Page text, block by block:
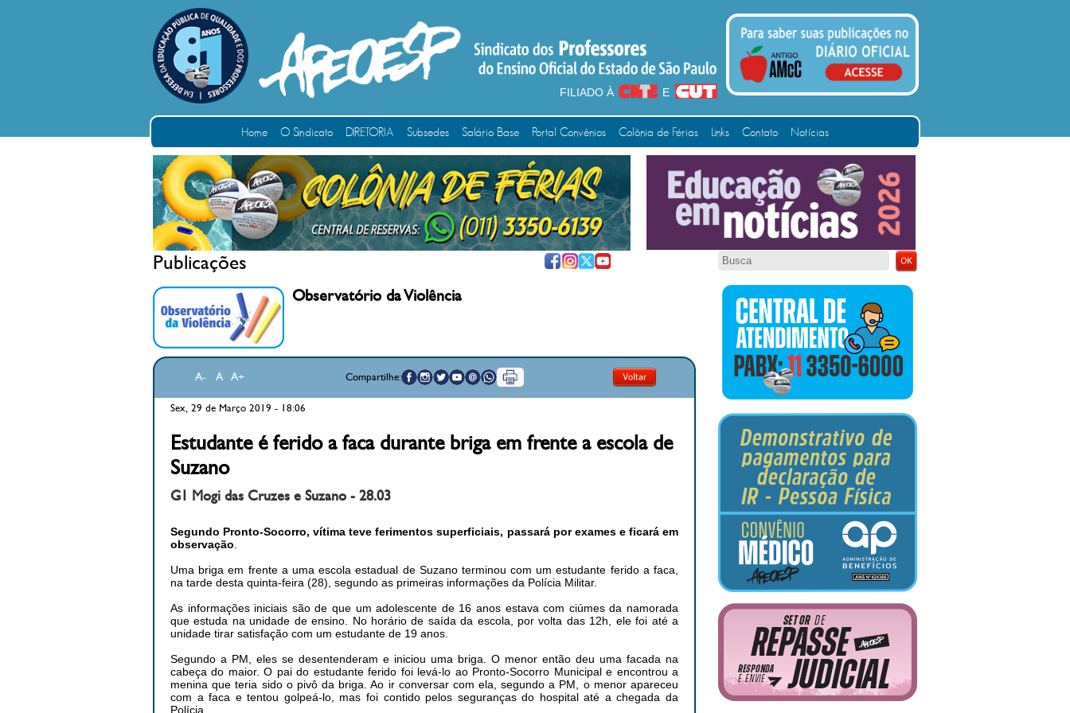
FILIADO À E
Home O Sindicato DIRETORIA Subsedes Salário Base Portal Convênios Colônia de Férias Links Contato Notícias
Publicações
Observatório da Violência
A- A A+ Compartilhe:
Sex, 29 de Março 2019 - 18:06
Estudante é ferido a faca durante briga em frente a escola de
Suzano
G1 Mogi das Cruzes e Suzano - 28.03
Segundo Pronto-Socorro, vítima teve ferimentos superficiais, passará por exames e ficará em
observação
Uma briga em frente a uma escola estadual de Suzano terminou com um estudante ferido a faca,
na tarde desta quinta-feira (28), segundo as primeiras informações da Polícia Militar.
As informações iniciais são de que um adolescente de 16 anos estava com ciúmes da namorada
que estuda na unidade de ensino. No horário de saída da escola, por volta das 12h, ele foi até a
unidade tirar satisfação com um estudante de 19 anos.
Segundo a PM, eles se desentenderam e iniciou uma briga. O menor então deu uma facada na
cabeça do maior. O pai do estudante ferido foi levá-lo ao Pronto-Socorro Municipal e encontrou a
menina que teria sido o pivô da briga. Ao ir conversar com ela, segundo a PM, o menor apareceu
com a faca e tentou golpeá-lo, mas foi contido pelos seguranças do hospital até a chegada da
Polícia.